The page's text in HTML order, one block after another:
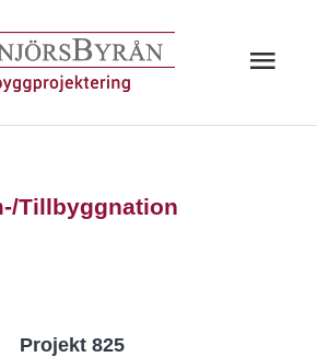
Tillbyggnation
Projekt 825